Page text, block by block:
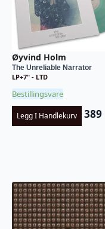
Øyvind Holm
The Unreliable Narrator
LP+7" - LTD
Bestillingsvare
Legg I Handlekurv 389